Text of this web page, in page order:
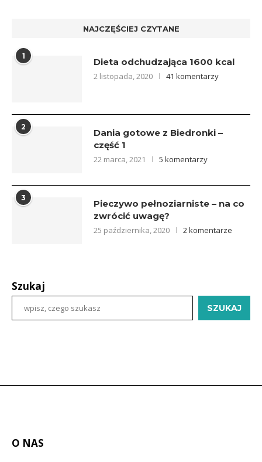
NAJCZĘŚCIEJ CZYTANE
1
Dieta odchudzająca 1600 kcal
2 listopada, 2020 41 komentarzy
2
Dania gotowe z Biedronki –
część 1
22 marca, 2021 5 komentarzy
3
Pieczywo pełnoziarniste – na co
zwrócić uwagę?
25 października, 2020 2 komentarze
Szukaj
SZUKAJ
O NAS